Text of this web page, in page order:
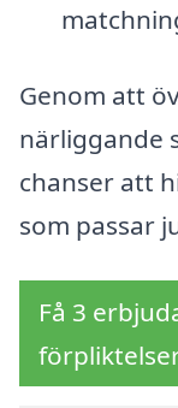
Genom att
närliggande
chanser att
som passar
Få 3